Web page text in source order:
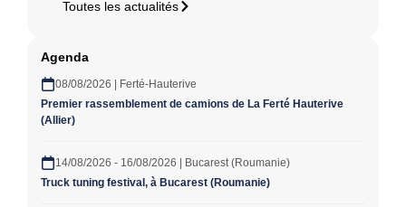
Toutes les actualités
Agenda
08/08/2026 | Ferté-Hauterive
Premier rassemblement de camions de La Ferté Hauterive
(Allier)
14/08/2026 - 16/08/2026 | Bucarest (Roumanie)
Truck tuning festival, à Bucarest (Roumanie)